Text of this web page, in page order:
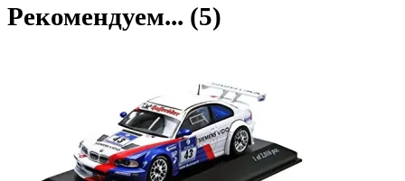
Рекомендуем... (5)